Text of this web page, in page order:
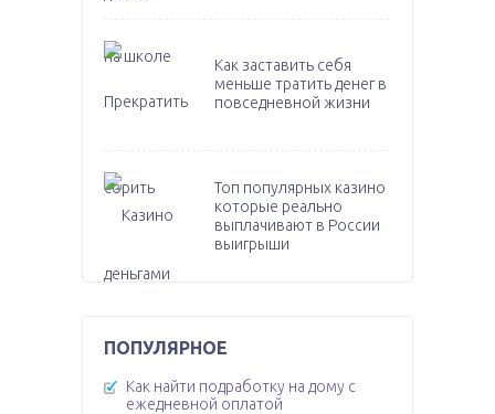
Как заставить себя
меньше тратить денег в
повседневной жизни
Топ популярных казино
которые реально
выплачивают в России
выигрыши
ПОПУЛЯРНОЕ
Как найти подработку на дому с
ежедневной оплатой